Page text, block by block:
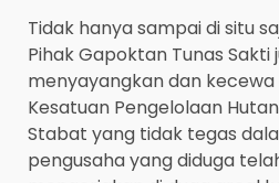
Tidak hanya sampai di situ
Pihak Gapoktan Tunas Sakti
menyayangkan dan kecewa
Kesatuan Pengelolaan
Stabat yang tidak tegas
pengusaha yang diduga